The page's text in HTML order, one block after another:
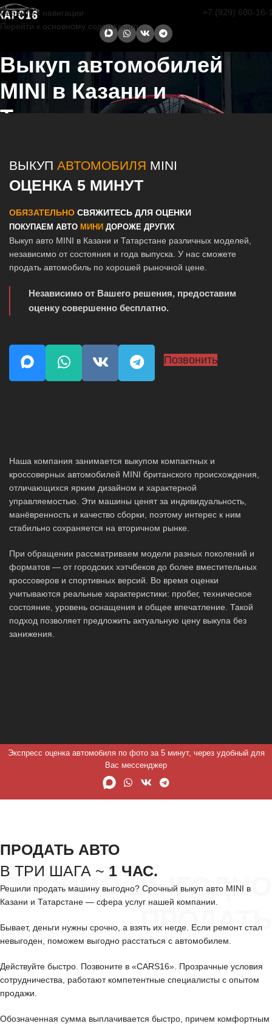
Перейти к навигации
Перейти к основному содержанию
+7 (929) 600-16-
Выкуп автомобилей
MINI в Казани и
Татарстане
ВЫКУП АВТОМОБИЛЯ MINI
ОЦЕНКА 5 МИНУТ
ОБЯЗАТЕЛЬНО СВЯЖИТЕСЬ ДЛЯ ОЦЕНКИ
ПОКУПАЕМ АВТО МИНИ ДОРОЖЕ ДРУГИХ
Выкуп авто MINI в Казани и Татарстане различных моделей,
независимо от состояния и года выпуска. У нас сможете
продать автомобиль по хорошей рыночной цене.
Независимо от Вашего решения, предоставим
оценку совершенно бесплатно.
Позвонить
Наша компания занимается выкупом компактных и
кроссоверных автомобилей MINI британского происхождения,
отличающихся ярким дизайном и характерной
управляемостью. Эти машины ценят за индивидуальность,
манёвренность и качество сборки, поэтому интерес к ним
стабильно сохраняется на вторичном рынке.
При обращении рассматриваем модели разных поколений и
форматов — от городских хэтчбеков до более вместительных
кроссоверов и спортивных версий. Во время оценки
учитываются реальные характеристики: пробег, техническое
состояние, уровень оснащения и общее впечатление. Такой
подход позволяет предложить актуальную цену выкупа без
занижения.
Экспресс оценка автомобиля по фото за 5 минут, через удобный для
Вас мессенджер
СРОЧНО ВЫГОДНО
ПРОДАТЬ
ПРОДАТЬ АВТО
В ТРИ ШАГА ~ 1 ЧАС.
Решили продать машину выгодно? Срочный выкуп авто MINI в
Казани и Татарстане — сфера услуг нашей компании.
Бывает, деньги нужны срочно, а взять их негде. Если ремонт стал
невыгоден, поможем выгодно расстаться с автомобилем.
Действуйте быстро. Позвоните в «CARS16». Прозрачные условия
сотрудничества, работают компетентные специалисты с опытом
продажи.
Обозначенная сумма выплачивается быстро, причем комфортным